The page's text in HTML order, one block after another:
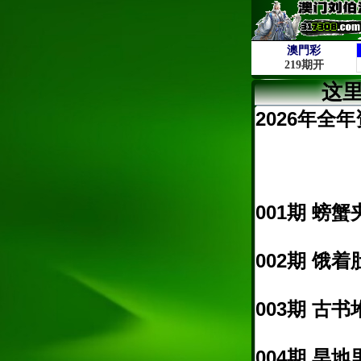
这
2026年全
001期 螃蟹
002期 饿着
003期 古书